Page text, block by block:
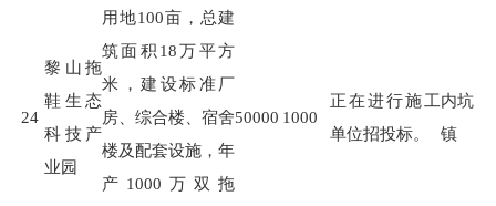
24
黎山拖
鞋生态
科技产
业园
用地100亩，总建
筑面积 18万平方
米，建设标准厂
房、综合楼、宿舍
楼及配套设施，年
产 1000 万双拖
50000 1000
正在进行施工
单位招投标。
内坑
镇